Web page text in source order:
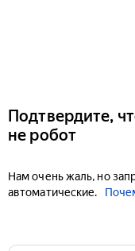
Подтвердите,
не робот
Нам очень жаль, но
автоматические.